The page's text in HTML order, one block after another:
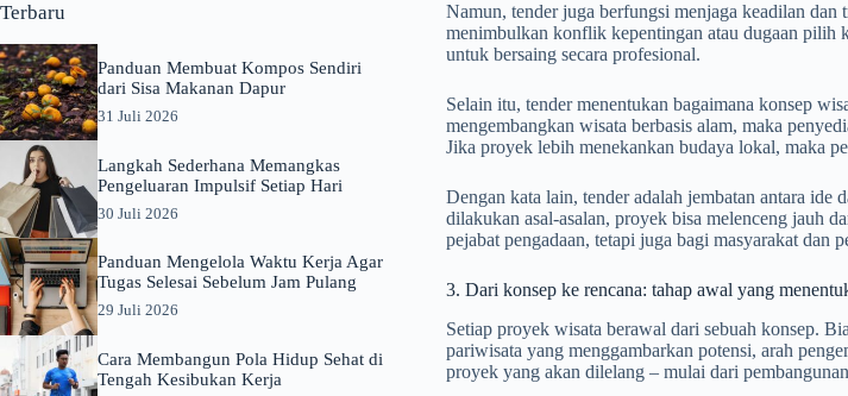
Namun, tender juga berfungsi menjaga keadilan dan
menimbulkan konflik kepentingan atau dugaan pilih
untuk bersaing secara profesional.
Selain itu, tender menentukan bagaimana konsep
mengembangkan wisata berbasis alam, maka
Jika proyek lebih menekankan budaya lokal, maka
Dengan kata lain, tender adalah jembatan antara ide
dilakukan asal-asalan, proyek bisa melenceng jauh
pejabat pengadaan, tetapi juga bagi masyarakat dan
3. Dari konsep ke rencana: tahap awal yang
Setiap proyek wisata berawal dari sebuah konsep.
pariwisata yang menggambarkan potensi, arah
proyek yang akan dilelang – mulai dari
Terbaru
Panduan Membuat Kompos Sendiri
dari Sisa Makanan Dapur
31 Juli 2026
Langkah Sederhana Memangkas
Pengeluaran Impulsif Setiap Hari
30 Juli 2026
Panduan Mengelola Waktu Kerja Agar
Tugas Selesai Sebelum Jam Pulang
29 Juli 2026
Cara Membangun Pola Hidup Sehat di
Tengah Kesibukan Kerja